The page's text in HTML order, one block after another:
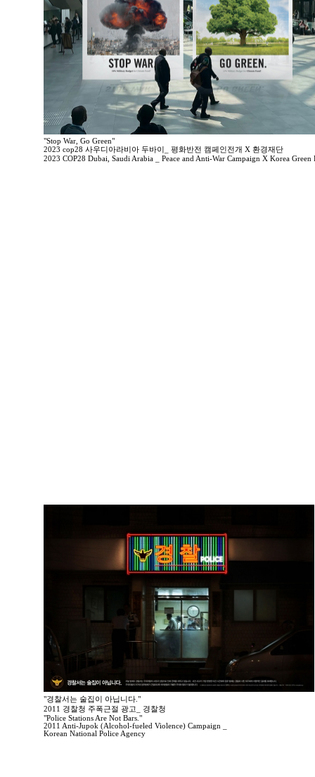
"Stop War, Go Green"
2023 cop28 사우디아라비아 두바이_ 평화반전 캠페인전개 X 환경재단
2023 COP28 Dubai, Saudi Arabia _ Peace and Anti-War Campaign X Korea Green
"경찰서는 술집이 아닙니다."
2011 경찰청 주폭근절 광고_ 경찰청
"Police Stations Are Not Bars."
2011 Anti-Jupok (Alcohol-fueled Violence) Campaign _
Korean National Police Agency